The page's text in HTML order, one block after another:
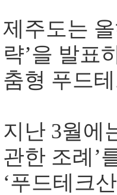
제주도는 올
략’을 발표
춤형 푸드
지난 3월에
관한 조례 ’
‘푸드테크